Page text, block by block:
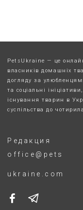
PetsUkraine — це
власників домашніх
догляду за
та соціальні
існування тварин в
суспільства до
Редакция
office@pets
ukraine.com